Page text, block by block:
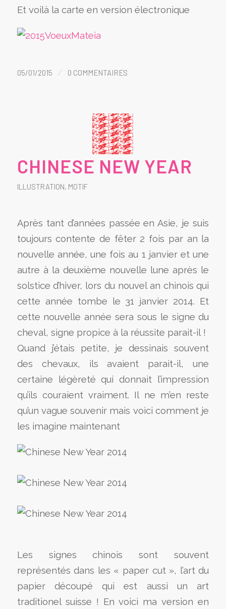
Et voilà la carte en version électronique
05/01/2015 / 0 COMMENTAIRES
CHINESE NEW YEAR
ILLUSTRATION, MOTIF
Après tant d’années passée en Asie, je suis
toujours contente de fêter 2 fois par an la
nouvelle année, une fois au 1 janvier et une
autre à la deuxième nouvelle lune après le
solstice d’hiver, lors du nouvel an chinois qui
cette année tombe le 31 janvier 2014. Et
cette nouvelle année sera sous le signe du
cheval, signe propice à la réussite parait-il !
Quand j’étais petite, je dessinais souvent
des chevaux, ils avaient parait-il, une
certaine légèreté qui donnait l’impression
qu’ils couraient vraiment. Il ne m’en reste
qu’un vague souvenir mais voici comment je
les imagine maintenant
Les signes chinois sont souvent
représentés dans les « paper cut », l’art du
papier découpé qui est aussi un art
traditionel suisse ! En voici ma version en